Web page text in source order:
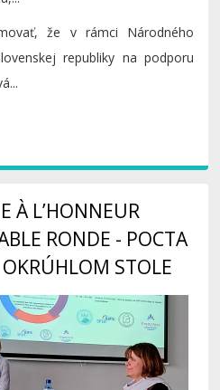
že v rámci Národného
republiky na podporu
À L’HONNEUR
RONDE - POCTA
STOLE